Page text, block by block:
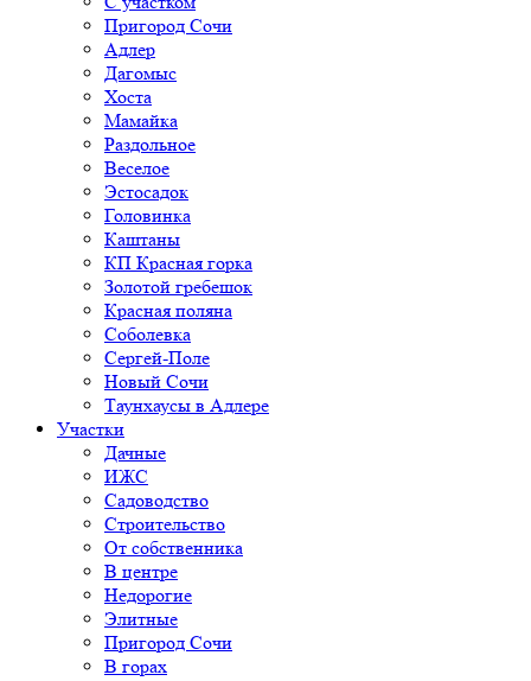
Пригород Сочи
Адлер
Дагомыс
Хоста
Мамайка
Раздольное
Веселое
Эстосадок
Головинка
Каштаны
КП Красная горка
Золотой гребешок
Красная поляна
Соболевка
Сергей-Поле
Новый Сочи
Таунхаусы в Адлере
Участки
Дачные
ИЖС
Садоводство
Строительство
От собственника
В центре
Недорогие
Элитные
Пригород Сочи
В горах